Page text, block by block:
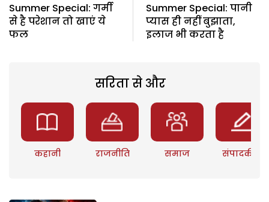
Summer Special: गर्मी
से है परेशान तो खाएं ये
फल
Summer Special: पानी
प्यास ही नहीं बुझाता,
इलाज भी करता है
सरिता से और
कहानी राजनीति समाज संपादकीय